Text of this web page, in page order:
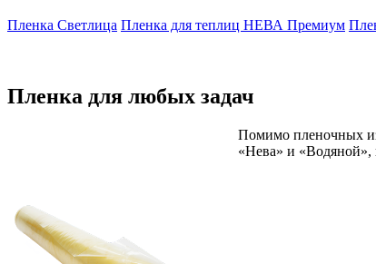
Пленка Светлица Пленка для теплиц НЕВА Премиум
Пленка для любых задач
Помимо пленочных
«Нева» и